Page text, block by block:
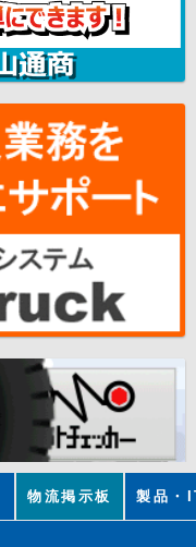
物流掲示板 製品・